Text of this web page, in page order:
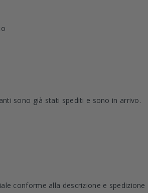
sono già stati spediti e sono in arrivo.
conforme alla descrizione e spedizione